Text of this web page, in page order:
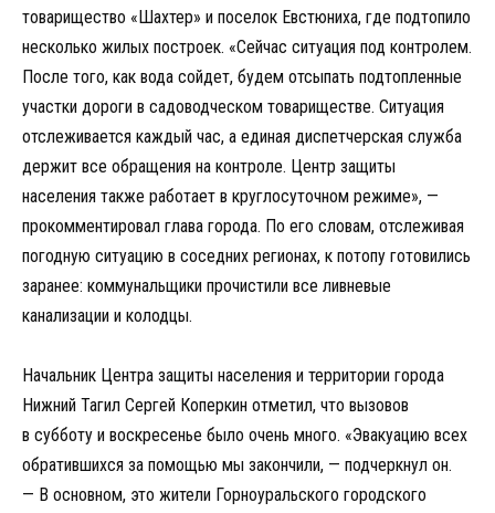
товарищество «Шахтер» и поселок Евстюниха, где подтопило
несколько жилых построек. «Сейчас ситуация под контролем.
После того, как вода сойдет, будем отсыпать подтопленные
участки дороги в садоводческом товариществе. Ситуация
отслеживается каждый час, а единая диспетчерская служба
держит все обращения на контроле. Центр защиты
населения также работает в круглосуточном режиме», —
прокомментировал глава города. По его словам, отслеживая
погодную ситуацию в соседних регионах, к потопу готовились
заранее: коммунальщики прочистили все ливневые
канализации и колодцы.
Начальник Центра защиты населения и территории города
Нижний Тагил Сергей Коперкин отметил, что вызовов
в субботу и воскресенье было очень много. «Эвакуацию всех
обратившихся за помощью мы закончили, — подчеркнул он.
— В основном, это жители Горноуральского городского